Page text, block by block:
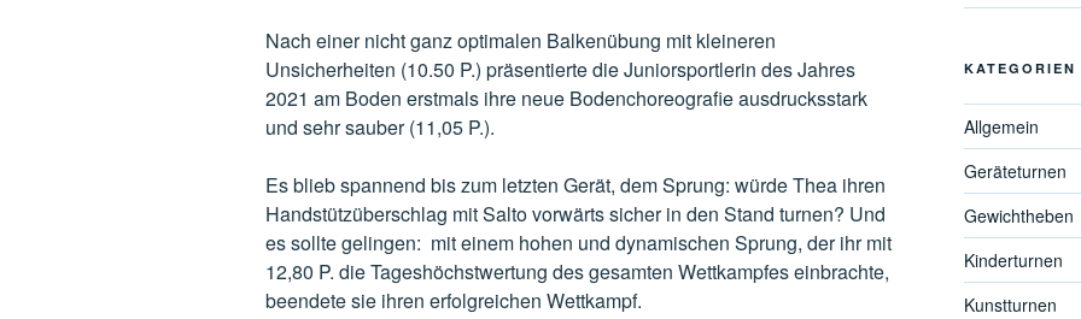
Nach einer nicht ganz optimalen Balkenübung mit kleineren
Unsicherheiten (10.50 P.) präsentierte die Juniorsportlerin des Jahres
2021 am Boden erstmals ihre neue Bodenchoreografie ausdrucksstark
und sehr sauber (11,05 P.).
Es blieb spannend bis zum letzten Gerät, dem Sprung: würde Thea ihren
Handstützüberschlag mit Salto vorwärts sicher in den Stand turnen? Und
es sollte gelingen: mit einem hohen und dynamischen Sprung, der ihr mit
12,80 P. die Tageshöchstwertung des gesamten Wettkampfes einbrachte,
beendete sie ihren erfolgreichen Wettkampf.
KATEGORIEN
Allgemein
Geräteturnen
Gewichtheben
Kinderturnen
Kunstturnen